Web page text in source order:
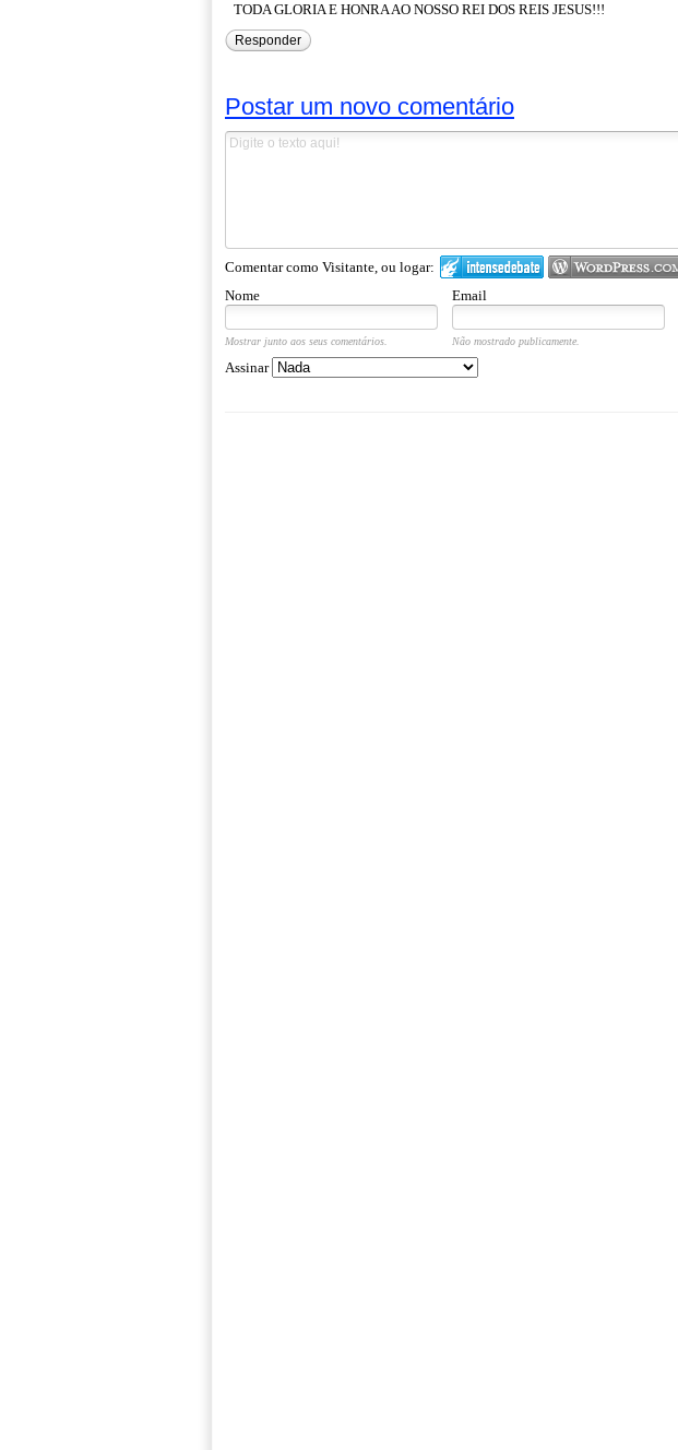
TODA GLORIA E HONRA AO NOSSO REI DOS REIS JESUS!!!
Responder
Postar um novo comentário
Comentar como Visitante, ou logar:
Nome Email
Mostrar junto aos seus comentários. Não mostrado publicamente.
Assinar